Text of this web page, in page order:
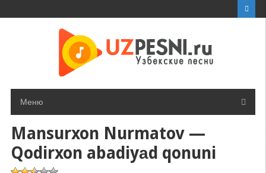
Меню
Mansurxon Nurmatov —
Qodirxon abadiyаd qonuni